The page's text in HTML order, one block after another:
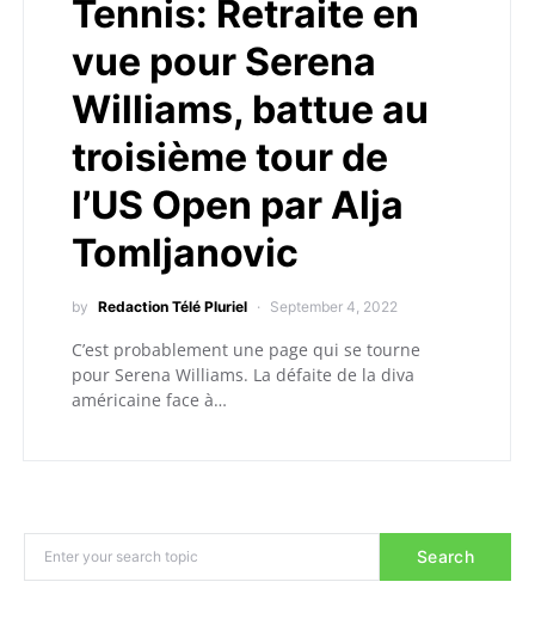
Tennis: Retraite en
vue pour Serena
Williams, battue au
troisième tour de
l’US Open par Alja
Tomljanovic
by Redaction Télé Pluriel September 4, 2022
C’est probablement une page qui se tourne
pour Serena Williams. La défaite de la diva
américaine face à…
Search